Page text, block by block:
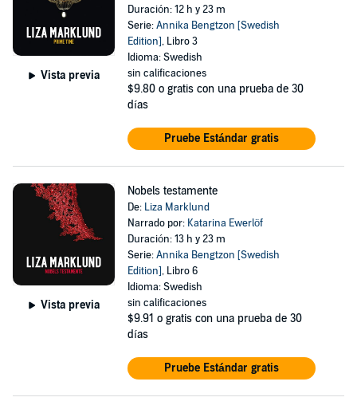
Vista previa
Duración: 12 h y 23 m
Serie:Annika Bengtzon [Swedish
Edition], Libro 3
Idioma: Swedish
sin calificaciones
$9.80 o gratis con una prueba de 30
días
Pruebe Estándar gratis
Vista previa
Nobels testamente
De: Liza Marklund
Narrado por: Katarina Ewerlöf
Duración: 13 h y 23 m
Serie:Annika Bengtzon [Swedish
Edition], Libro 6
Idioma: Swedish
sin calificaciones
$9.91 o gratis con una prueba de 30
días
Pruebe Estándar gratis